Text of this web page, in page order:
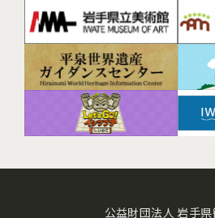
公益財団法人 岩手